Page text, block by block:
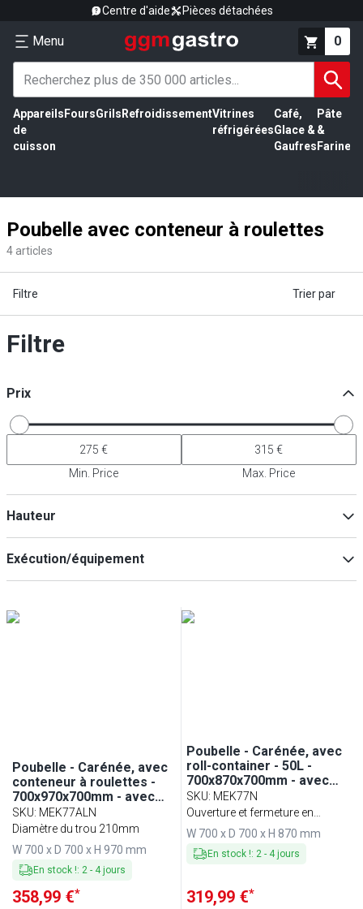
Centre d'aide Pièces détachées
Menu 0
Appareils
de
cuisson
FoursGrils RefroidissementVitrines
réfrigérées
Café,
Glace &
Gaufres
Pâte
&
Farine
Poubelle avec conteneur à roulettes
4 articles
Filtre Trier par
Filtre
Prix
Min. Price Max. Price
Hauteur
Exécution/équipement
Poubelle - Carénée, avec
conteneur à roulettes -
700x970x700mm - avec
ouverture d’insertion, bac
intérieur amovible,
inoxydable
SKU: MEK77ALN
Diamètre du trou 210mm
W 700 x D 700 x H 970 mm
En stock !: 2- 4 jours
358,99 €*
Poubelle - Carénée, avec
roll-container - 50L -
700x870x700mm - avec
bac intérieur amovible,
ouverture d’insertion,
inoxydable
SKU: MEK77N
Ouverture et fermeture en
douceur
W 700 x D 700 x H 870 mm
En stock !: 2 - 4 jours
319,99 €*